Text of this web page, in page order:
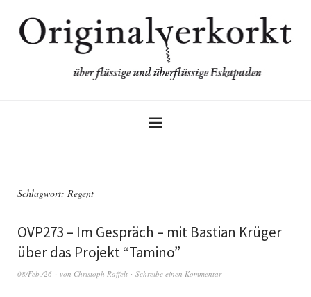
Schlagwort: Regent
OVP273 – Im Gespräch – mit Bastian Krüger
über das Projekt “Tamino”
08/Feb./26 von Christoph Raffelt Schreibe einen Kommentar